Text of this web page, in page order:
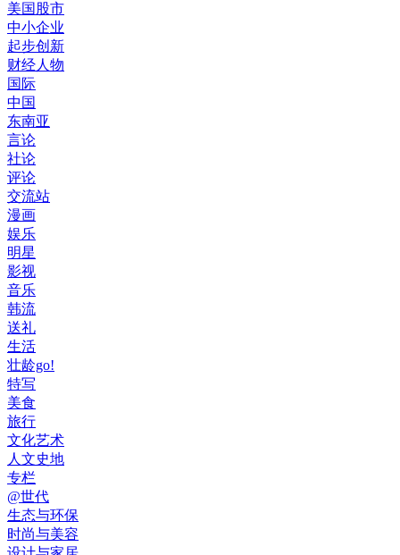
美国股市
中小企业
起步创新
财经人物
国际
中国
东南亚
言论
社论
评论
交流站
漫画
娱乐
明星
影视
音乐
韩流
送礼
生活
壮龄go!
特写
美食
旅行
文化艺术
人文史地
专栏
@世代
生态与环保
时尚与美容